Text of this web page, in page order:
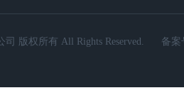
版权所有 All Rights Reserved. 备案